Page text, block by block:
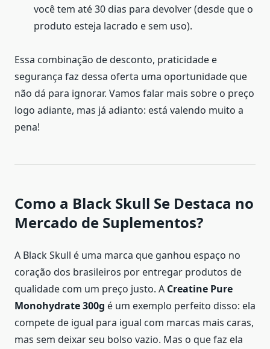
você tem até 30 dias para devolver (desde que o
produto esteja lacrado e sem uso).
Essa combinação de desconto, praticidade e
segurança faz dessa oferta uma oportunidade que
não dá para ignorar. Vamos falar mais sobre o preço
logo adiante, mas já adianto: está valendo muito a
pena!
Como a Black Skull Se Destaca no
Mercado de Suplementos?
A Black Skull é uma marca que ganhou espaço no
coração dos brasileiros por entregar produtos de
qualidade com um preço justo. A Creatine Pure
Monohydrate 300g é um exemplo perfeito disso: ela
compete de igual para igual com marcas mais caras,
mas sem deixar seu bolso vazio. Mas o que faz ela